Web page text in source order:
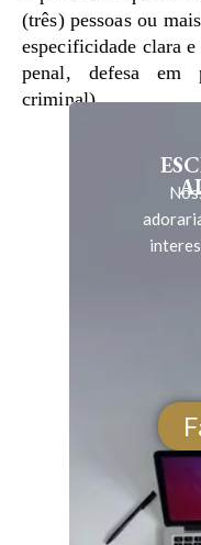
(três) pessoas ou
especificidade clara
penal, defesa em
criminal)